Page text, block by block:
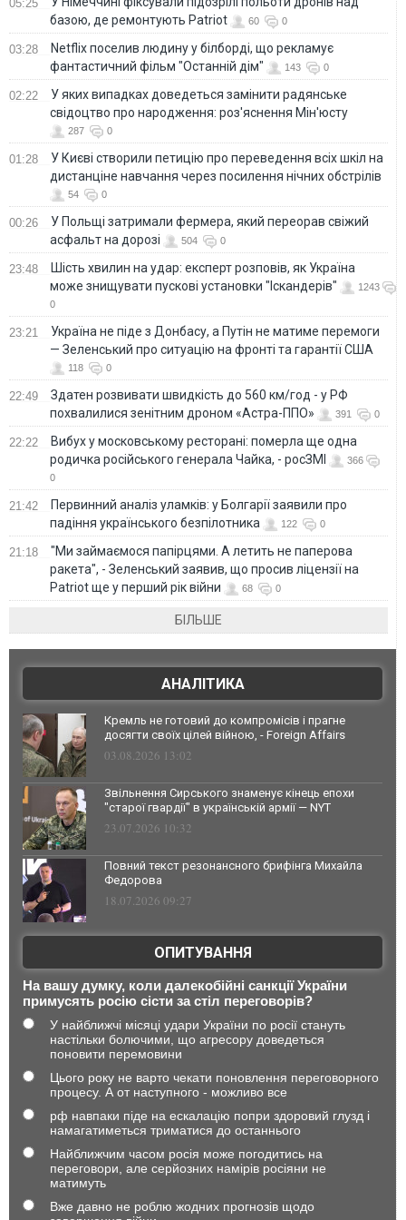
05:25
базою, де ремонтують Patriot
60 0
03:28
Netflix поселив людину у білборді, що рекламує
фантастичний фільм "Останній дім"
143 0
02:22
У яких випадках доведеться замінити радянське
свідоцтво про народження: роз'яснення Мін'юсту
287 0
01:28
У Києві створили петицію про переведення всіх шкіл на
дистанціне навчання через посилення нічних обстрілів
54 0
00:26
У Польщі затримали фермера, який переорав свіжий
асфальт на дорозі
504 0
23:48
Шість хвилин на удар: експерт розповів, як Україна
може знищувати пускові установки "Іскандерів"
1243
0
23:21
Україна не піде з Донбасу, а Путін не матиме перемоги
— Зеленський про ситуацію на фронті та гарантії США
118 0
22:49
Здатен розвивати швидкість до 560 км/год - у РФ
похвалилися зенітним дроном «Астра-ППО»
391 0
22:22
Вибух у московському ресторані: померла ще одна
родичка російського генерала Чайка, - росЗМІ
366
0
21:42
Первинний аналіз уламків: у Болгарії заявили про
падіння українського безпілотника
122 0
21:18
"Ми займаємося папірцями. А летить не паперова
ракета", - Зеленський заявив, що просив ліцензії на
Patriot ще у перший рік війни
68 0
БІЛЬШЕ
АНАЛІТИКА
Кремль не готовий до компромісів і прагне
досягти своїх цілей війною, - Foreign Affairs
03.08.2026 13:02
Звільнення Сирського знаменує кінець епохи
"старої гвардії" в українській армії — NYT
23.07.2026 10:32
Повний текст резонансного брифінга Михайла
Федорова
18.07.2026 09:27
ОПИТУВАННЯ
На вашу думку, коли далекобійні санкції України
примусять росію сісти за стіл переговорів?
У найближчі місяці удари України по росії стануть
настільки болючими, що агресору доведеться
поновити перемовини
Цього року не варто чекати поновлення переговорного
процесу. А от наступного - можливо все
рф навпаки піде на ескалацію попри здоровий глузд і
намагатиметься триматися до останнього
Найближчим часом росія може погодитись на
переговори, але серйозних намірів росіяни не
матимуть
Вже давно не роблю жодних прогнозів щодо